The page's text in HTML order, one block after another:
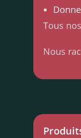
Tous
Nous